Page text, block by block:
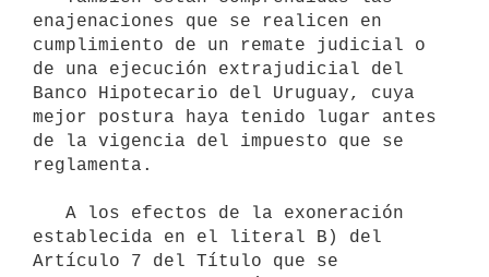
enajenaciones que se realicen en
cumplimiento de un remate judicial o
de una ejecución extrajudicial del
Banco Hipotecario del Uruguay, cuya
mejor postura haya tenido lugar antes
de la vigencia del impuesto que se
reglamenta.
establecida en el literal B) del
Artículo 7 del Título que se